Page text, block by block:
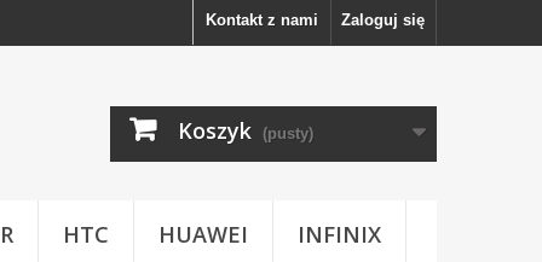
Zaloguj się
Kontakt z nami
Koszyk (pusty)
HTC HUAWEI INFINIX